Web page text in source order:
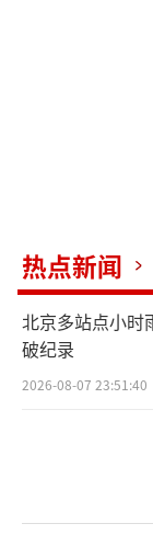
过短视频了
表示，等孩
业，不辜负
患病停业 顾
热点新闻
北京多站点小时
破纪录
2026-08-07 23:51:40